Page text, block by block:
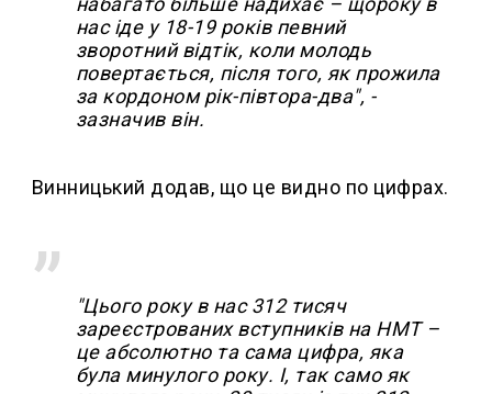
нас іде у 18-19 років певний
зворотний відтік, коли молодь
повертається, після того, як прожила
за кордоном рік-півтора-два", -
зазначив він.
Винницький додав, що це видно по цифрах.
"Цього року в нас 312 тисяч
зареєстрованих вступників на НМТ –
це абсолютно та сама цифра, яка
була минулого року. І, так само як